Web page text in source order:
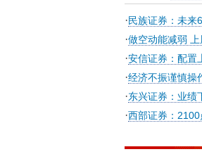
·民族证券：未来
·做空动能减弱
·安信证券：配置
·经济不振谨慎操
·东兴证券：业绩
·西部证券：